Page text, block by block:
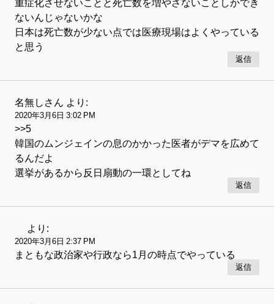
重症化させないことと死亡数を増やさないことしかでき
ないんじゃないかな
日本は死亡数が少ない点では医療現場はよくやっている
と思う
返信
名無しさん より:
2020年3月6日 3:02 PM
>>5
韓国のムンジェインの息のかかった医者がデマを広めて
るんだよ
選挙があるから反日扇動の一環としてね
返信
より:
2020年3月6日 2:37 PM
まともな政治家や行政なら1月の時点でやっている
返信